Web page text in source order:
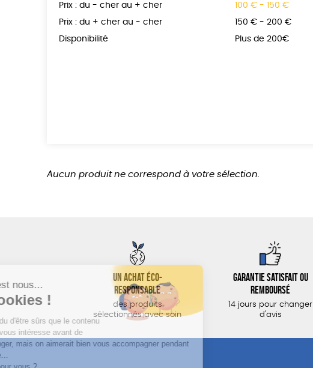
Prix : du - cher au + cher
Prix : du + cher au - cher
Disponibilité
100 € - 150 €
150 € - 200 €
Plus de 200€
Aucun produit ne correspond à votre sélection.
Un achat éco-
responsable
des produits
sélectionnés avec soin
Garantie satisfait ou
remboursé
14 jours pour changer
d'avis